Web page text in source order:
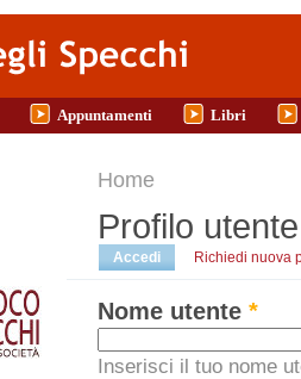
Appuntamenti Libri
Tu sei qui
Home
Profilo utente
Schede primarie
Accedi (scheda attiva)
Richiedi nuova
Nome utente *
Inserisci il tuo nome